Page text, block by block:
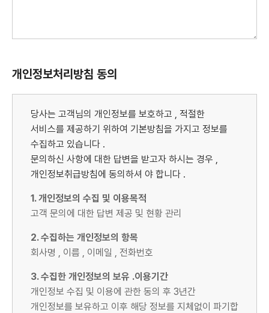
개인정보처리방침 동의
당사는 고객님의 개인정보를 보호하고 , 적절한
서비스를 제공하기 위하여 기본방침을 가지고 정보를
수집하고 있습니다 .
문의하신 사항에 대한 답변을 받고자 하시는 경우 ,
개인정보취급방침에 동의하셔 야 합니다 .
1. 개인정보의 수집 및 이용목적
고객 문의에 대한 답변 제공 및 현황 관리
2. 수집하는 개인정보의 항목
회사명 , 이름 , 이메일 , 전화번호
3. 수집한 개인정보의 보유 .이용기간
개인정보 수집 및 이용에 관한 동의 후 3년간
개인정보를 보유하고 이후 해당 정보를 지체없이 파기합